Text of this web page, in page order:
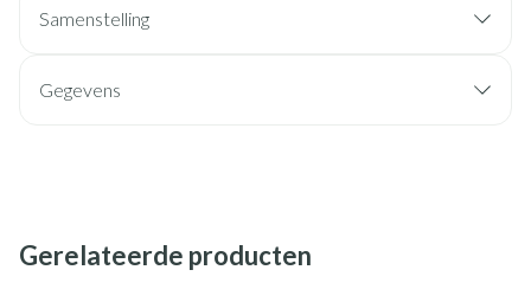
Samenstelling
Gegevens
Gerelateerde producten